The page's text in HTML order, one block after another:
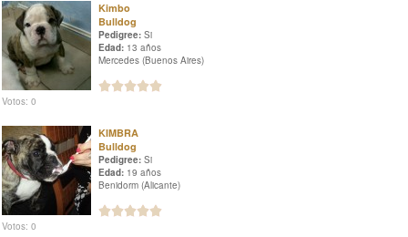
Kimbo
Bulldog
Pedigree: Si
Edad: 13 años
Mercedes (Buenos Aires)
Votos: 0
KIMBRA
Bulldog
Pedigree: Si
Edad: 19 años
Benidorm (Alicante)
Votos: 0